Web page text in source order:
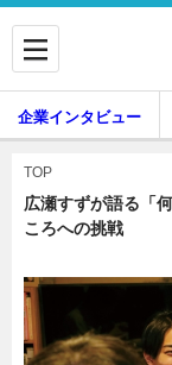
企業インタ
企業インタビュー
暮らし
TOP
広瀬すずが語る「
ころへの挑戦